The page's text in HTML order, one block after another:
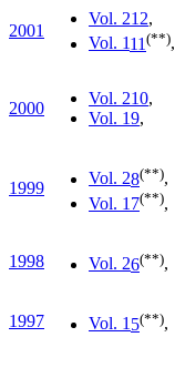
2001
Vol. 212,
Vol. 111 (**),
2000
Vol. 210,
Vol. 19,
1999
Vol. 28(**),
Vol. 1 7(**),
1998 Vol. 26(**),
1997 Vol. 15(**),